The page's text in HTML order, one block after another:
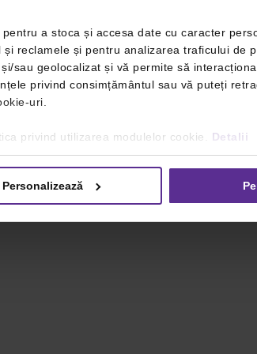
pentru a stoca și accesa date cu caracter
reclamele și pentru analizarea traficului de
sau geolocalizat și vă permite să
privind consimțământul sau vă puteți
uri.
privind utilizarea modulelor cookie. Detalii
Personalizează